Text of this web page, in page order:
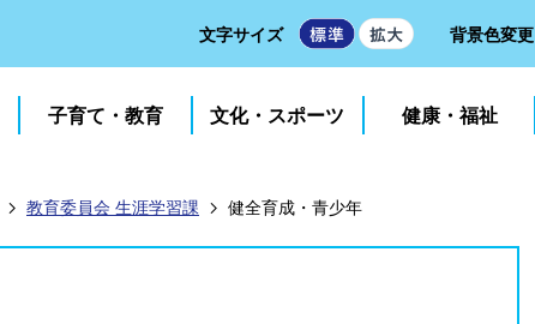
文字サイズ 背景色変更
子育て・教育 文化・スポーツ 健康・福祉
教育委員会 生涯学習課 健全育成・青少年